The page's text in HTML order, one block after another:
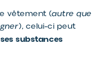
vêtement (autre que
), celui-ci peut
substances